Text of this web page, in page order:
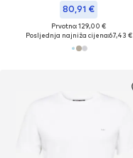
80,91 €
Prvotno: 129,00 €
Posljednja najniža cijena:67,43 €